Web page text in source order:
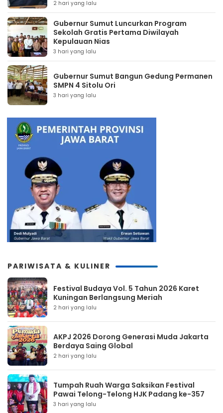
2 hari yang lalu
Gubernur Sumut Luncurkan Program
Sekolah Gratis Pertama Diwilayah
Kepulauan Nias
3 hari yang lalu
Gubernur Sumut Bangun Gedung Permanen
SMPN 4 Sitolu Ori
3 hari yang lalu
PARIWISATA & KULINER
Festival Budaya Vol. 5 Tahun 2026 Karet
Kuningan Berlangsung Meriah
2 hari yang lalu
AKPJ 2026 Dorong Generasi Muda Jakarta
Berdaya Saing Global
2 hari yang lalu
Tumpah Ruah Warga Saksikan Festival
Pawai Telong-Telong HJK Padang ke-357
3 hari yang lalu